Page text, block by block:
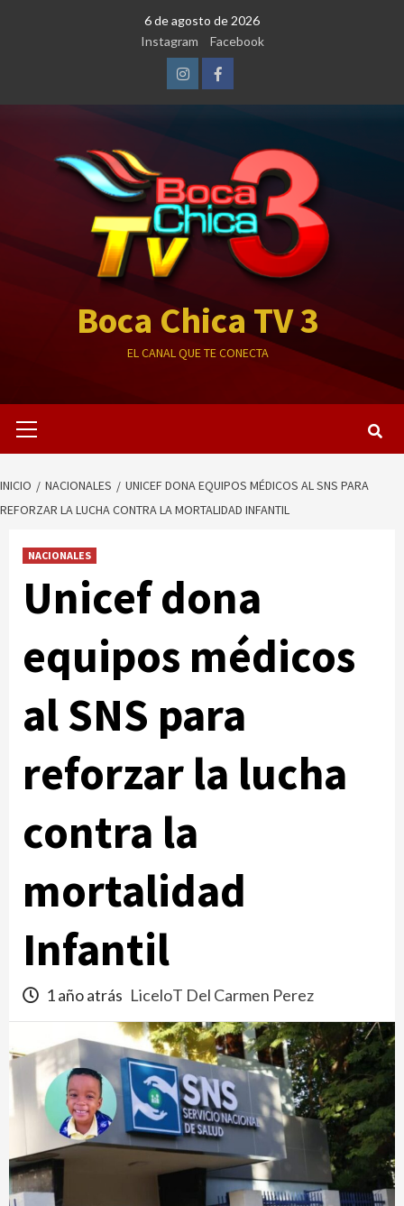
6 de agosto de 2026
Instagram
Facebook
InstagramFacebook
Boca Chica TV 3
EL CANAL QUE TE CONECTA
primario
INICIO NACIONALES
UNICEF DONA EQUIPOS MÉDICOS AL SNS PARA
REFORZAR LA LUCHA CONTRA LA MORTALIDAD INFANTIL
NACIONALES
Unicef dona
equipos médicos
al SNS para
reforzar la lucha
contra la
mortalidad
Infantil
1 año atrás LiceloT Del Carmen Perez